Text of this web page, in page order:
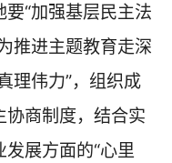
“加强基层民主法
推进主题教育走深
理伟力”，组织成
协商制度，结合实
展方面的“心里